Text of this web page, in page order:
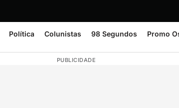
Política Colunistas 98 Segundos Promo
PUBLICIDADE